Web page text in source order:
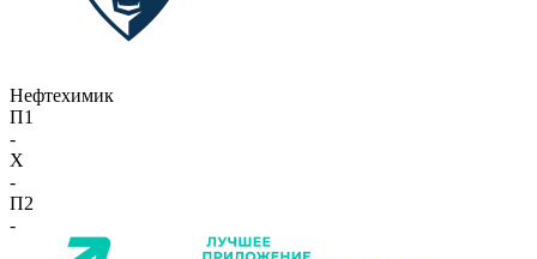
Нефтехимик
П1
-
X
-
П2
-